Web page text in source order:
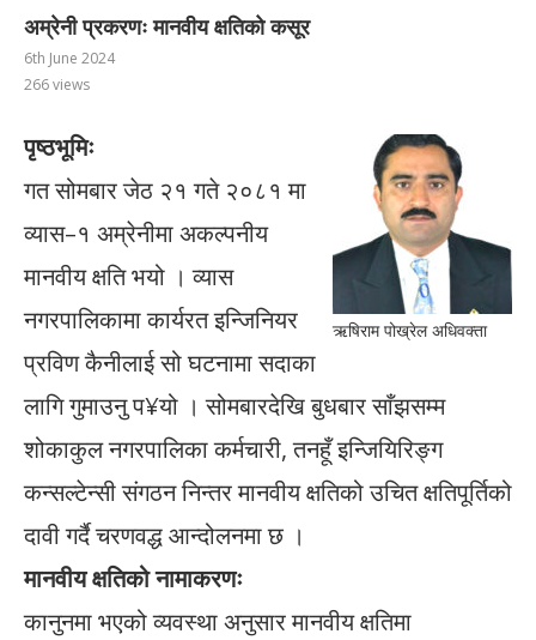
अम्रेनी प्रकरणः मानवीय क्षतिको कसूर
6th June 2024
266views
ऋषिराम पोख्रेल अधिवक्ता
पृष्ठभूमिः
गत सोमबार जेठ २१ गते २०८१ मा
व्यास–१ अम्रेनीमा अकल्पनीय
मानवीय क्षति भयो । व्यास
नगरपालिकामा कार्यरत इन्जिनियर
प्रविण कैनीलाई सो घटनामा सदाका
लागि गुमाउनु प¥यो । सोमबारदेखि बुधबार साँझसम्म
शोकाकुल नगरपालिका कर्मचारी, तनहूँ इन्जियिरिङ्ग
कन्सल्टेन्सी संगठन निन्तर मानवीय क्षतिको उचित क्षतिपूर्तिको
दावी गर्दै चरणवद्ध आन्दोलनमा छ ।
मानवीय क्षतिको नामाकरणः
कानुनमा भएको व्यवस्था अनुसार मानवीय क्षतिमा